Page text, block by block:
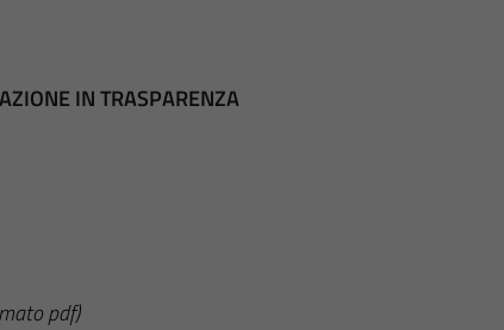
IN TRASPARENZA
pdf)